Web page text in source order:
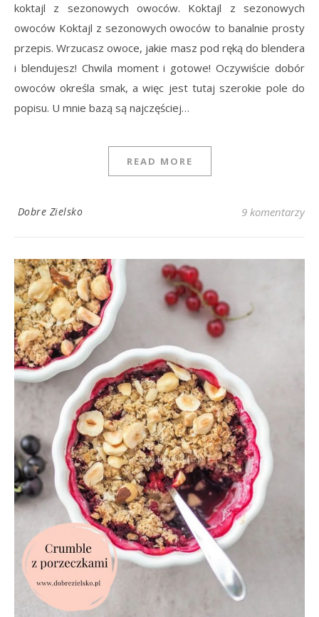
koktajl z sezonowych owoców. Koktajl z sezonowych
owoców Koktajl z sezonowych owoców to banalnie prosty
przepis. Wrzucasz owoce, jakie masz pod ręką do blendera
i blendujesz! Chwila moment i gotowe! Oczywiście dobór
owoców określa smak, a więc jest tutaj szerokie pole do
popisu. U mnie bazą są najczęściej…
READ MORE
Dobre Zielsko 9 komentarzy